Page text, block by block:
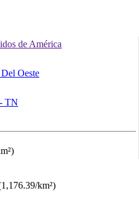
de América
Oeste
TN
km²)